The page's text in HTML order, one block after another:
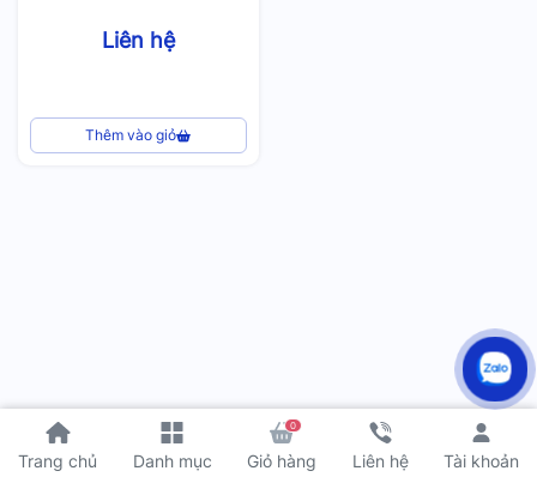
Trang chủ Danh mục
0
Giỏ hàng Liên hệ Tài khoản
Liên hệ
Thêm vào giỏ